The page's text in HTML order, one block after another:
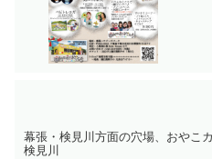
幕張・検見川方面の穴場、おやこ
検見川